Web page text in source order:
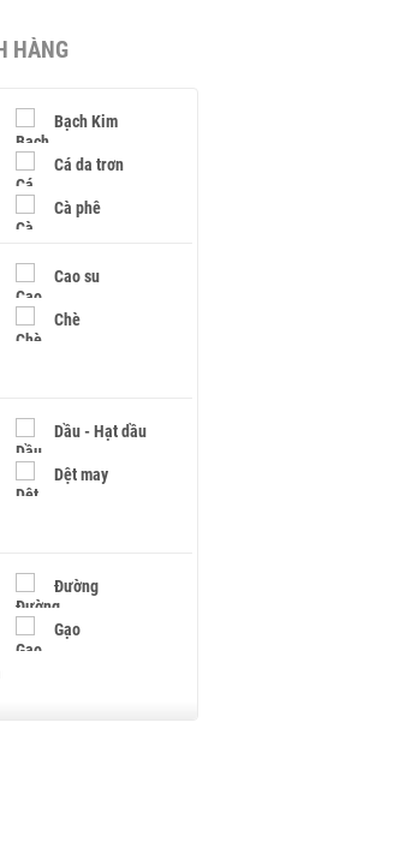
HÀNG
Bạch Kim
Cá da trơn
Cà phê
Cao su
Chè
Dầu - Hạt dầu
Dệt may
Đường
Gạo